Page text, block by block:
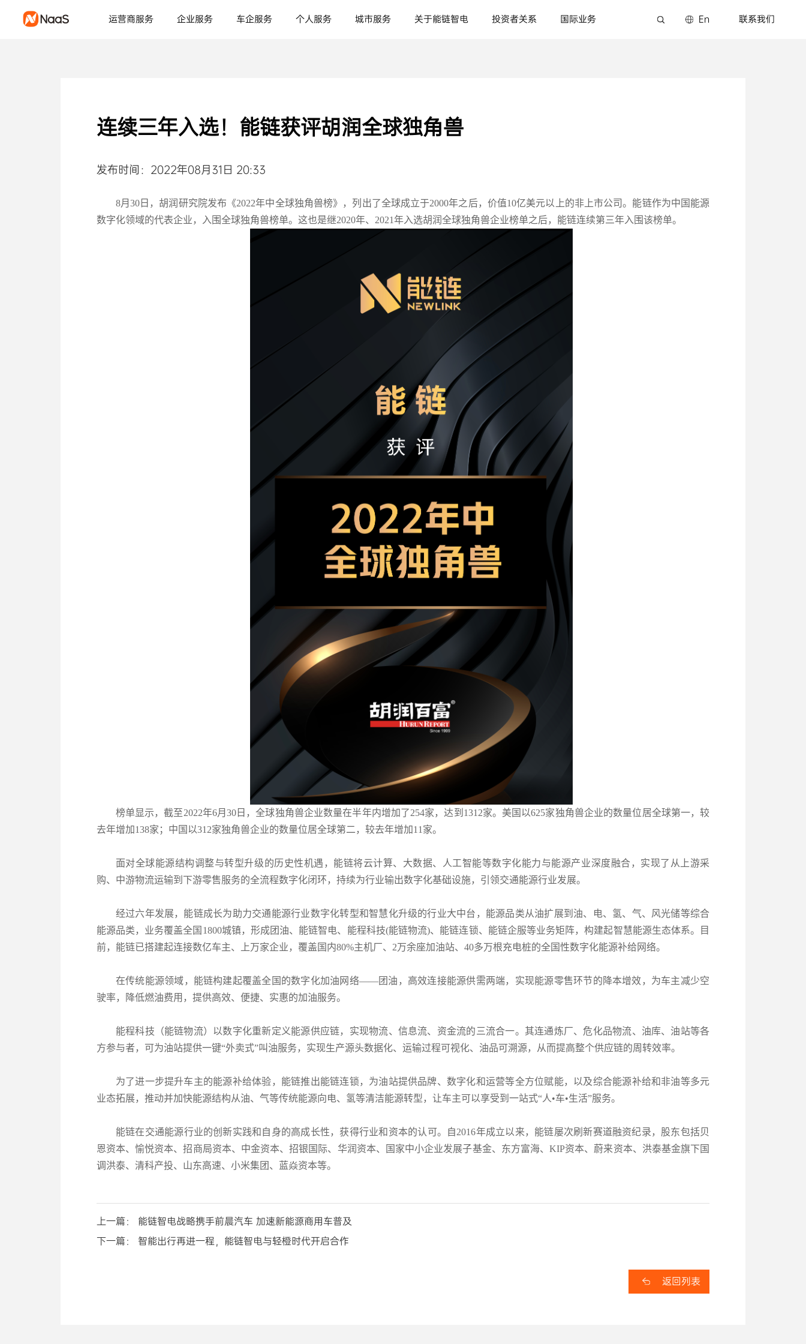
运营商服务 企业服务 车企服务 个人服务 城市服务 关于能链智电 投资者关系 国际业务 En 联系我们
连续三年入选！能链获评胡润全球独角兽
发布时间：2022年08月31日 20:33
8月30日，胡润研究院发布《2022年中全球独角兽榜》，列出了全球成立于2000年之后，价值10亿美元以上的非上市公司。能链作为中国能源
数字化领域的代表企业，入围全球独角兽榜单。这也是继2020年、2021年入选胡润全球独角兽企业榜单之后，能链连续第三年入围该榜单。
榜单显示，截至2022年6月30日，全球独角兽企业数量在半年内增加了254家，达到1312家。美国以625家独角兽企业的数量位居全球第一，较
去年增加138家；中国以312家独角兽企业的数量位居全球第二，较去年增加11家。
面对全球能源结构调整与转型升级的历史性机遇，能链将云计算、大数据、人工智能等数字化能力与能源产业深度融合，实现了从上游采
购、中游物流运输到下游零售服务的全流程数字化闭环，持续为行业输出数字化基础设施，引领交通能源行业发展。
经过六年发展，能链成长为助力交通能源行业数字化转型和智慧化升级的行业大中台，能源品类从油扩展到油、电、氢、气、风光储等综合
能源品类，业务覆盖全国1800城镇，形成团油、能链智电、能程科技(能链物流)、能链连锁、能链企服等业务矩阵，构建起智慧能源生态体系。目
前，能链已搭建起连接数亿车主、上万家企业，覆盖国内80%主机厂、2万余座加油站、40多万根充电桩的全国性数字化能源补给网络。
在传统能源领域，能链构建起覆盖全国的数字化加油网络——团油，高效连接能源供需两端，实现能源零售环节的降本增效，为车主减少空
驶率，降低燃油费用，提供高效、便捷、实惠的加油服务。
能程科技（能链物流）以数字化重新定义能源供应链，实现物流、信息流、资金流的三流合一。其连通炼厂、危化品物流、油库、油站等各
方参与者，可为油站提供一键“外卖式”叫油服务，实现生产源头数据化、运输过程可视化、油品可溯源，从而提高整个供应链的周转效率。
为了进一步提升车主的能源补给体验，能链推出能链连锁，为油站提供品牌、数字化和运营等全方位赋能，以及综合能源补给和非油等多元
业态拓展，推动并加快能源结构从油、气等传统能源向电、氢等清洁能源转型，让车主可以享受到一站式“人•车•生活”服务。
能链在交通能源行业的创新实践和自身的高成长性，获得行业和资本的认可。自2016年成立以来，能链屡次刷新赛道融资纪录，股东包括贝
恩资本、愉悦资本、招商局资本、中金资本、招银国际、华润资本、国家中小企业发展子基金、东方富海、KIP资本、蔚来资本、洪泰基金旗下国
调洪泰、清科产投、山东高速、小米集团、蓝焱资本等。
上一篇： 能链智电战略携手前晨汽车 加速新能源商用车普及
下一篇： 智能出行再进一程，能链智电与轻橙时代开启合作
返回列表